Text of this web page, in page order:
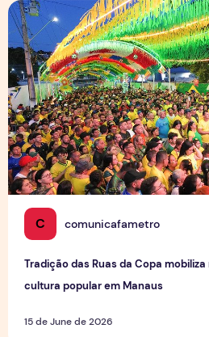
C comunicafametro
Tradição das Ruas da Copa
cultura popular em Manaus
15 de June de 2026
Tradição das Ruas da Copa